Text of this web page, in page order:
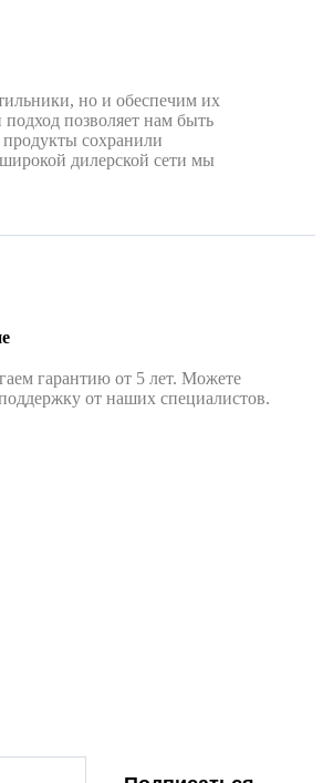
но и обеспечим их
позволяет нам быть
сохранили
дилерской сети мы
гарантию от 5 лет. Можете
от наших специалистов.